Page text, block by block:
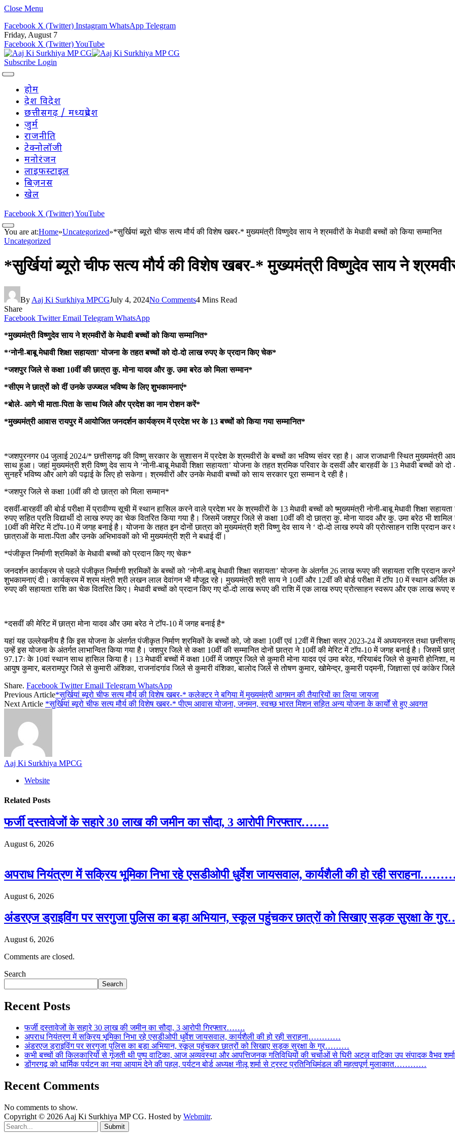
Close Menu
Facebook X (Twitter) Instagram WhatsApp Telegram
Friday, August 7
Facebook X (Twitter)YouTube
Subscribe Login
होम
देश विदेश
छत्तीसगढ़ / मध्यप्रदेश
जुर्म
राजनीति
टेक्नोलॉजी
मनोरंजन
लाइफस्टाइल
बिज़नस
खेल
Facebook X (Twitter)YouTube
You are at:Home»Uncategorized»*सुर्खियां ब्यूरो चीफ सत्य मौर्य की विशेष खबर-* मुख्यमंत्री विष्णुदेव साय ने श्रमवीरों के मेधावी बच्चों को किया सम्मानित
Uncategorized
*सुर्खियां ब्यूरो चीफ सत्य मौर्य की विशेष खबर-* मुख्यमंत्री विष्णुदेव साय ने
By Aaj Ki Surkhiya MPCGJuly 4, 2024No Comments4 Mins Read
Share
Facebook Twitter Email Telegram WhatsApp
*मुख्यमंत्री विष्णुदेव साय ने श्रमवीरों के मेधावी बच्चों को किया सम्मानित*
*‘नोनी-बाबू मेधावी शिक्षा सहायता’ योजना के तहत बच्चों को दो-दो लाख रुपए के प्रदान किए चेक*
*जशपुर जिले से कक्षा 10वीं की छात्रा कु. मोना यादव और कु. उमा बरेठ को मिला सम्मान*
*सीएम ने छात्रों को दीं उनके उज्ज्वल भविष्य के लिए शुभकामनाएं*
*बोले- आगे भी माता-पिता के साथ जिले और प्रदेश का नाम रोशन करें*
*मुख्यमंत्री आवास रायपुर में आयोजित जनदर्शन कार्यक्रम में प्रदेश भर के 13 बच्चों को किया गया सम्मानित*
*जशपुरनगर 04 जुलाई 2024/* छत्तीसगढ़ की विष्णु सरकार के सुशासन में प्रदेश के श्रमवीरों के बच्चों का भविष्य संवर रहा है। आज राजधानी स्थित मुख्यमंत्री
साथ हुआ। जहां मुख्यमंत्री श्री विष्णु देव साय ने ‘नोनी-बाबू मेधावी शिक्षा सहायता’ योजना के तहत श्रमिक परिवार के दसवीं और बारहवीं के 13 मेधावी बच्चों को
सुनहरे भविष्य और आगे की पढ़ाई के लिए हो सकेगा। श्रमवीरों और उनके मेधावी बच्चों को साय सरकार पूरा सम्मान दे रही है।
*जशपुर जिले से कक्षा 10वीं की दो छात्रा को मिला सम्मान*
दसवीं-बारहवीं की बोर्ड परीक्षा में प्रावीण्य सूची में स्थान हासिल करने वाले प्रदेश भर के श्रमवीरों के 13 मेधावी बच्चों को ष्मुख्यमंत्री नोनी-बाबू मेधावी शिक्षा
रुपए सहित प्रति विद्यार्थी दो लाख रुपए का चेक वितरित किया गया है। जिसमें जशपुर जिले से कक्षा 10वीं की दो छात्रा कु. मोना यादव और कु. उमा बरेठ भी शामिल
10वीं की मेरिट में टॉप-10 में जगह बनाई है। योजना के तहत इन दोनों छात्रा को मुख्यमंत्री श्री विष्णु देव साय ने ‘ दो-दो लाख रुपये की प्रोत्साहन राशि प्रदान
छात्राओं के माता-पिता और उनके अभिभावकों को भी मुख्यमंत्री श्री ने बधाई दीं।
*पंजीकृत निर्माणी श्रमिकों के मेधावी बच्चों को प्रदान किए गए चेक*
जनदर्शन कार्यक्रम से पहले पंजीकृत निर्माणी श्रमिकों के बच्चों को ‘नोनी-बाबू मेधावी शिक्षा सहायता’ योजना के अंतर्गत 26 लाख रूपए की सहायता राशि प्रदान
शुभकामनाएं दी। कार्यक्रम में श्रम मंत्री श्री लखन लाल देवांगन भी मौजूद रहे। मुख्यमंत्री श्री साय ने 10वीं और 12वीं की बोर्ड परीक्षा में टॉप 10 में स्थान
रुपए की सहायता राशि का चेक वितरित किए। मेधावी बच्चों को प्रदान किए गए दो-दो लाख रूपए की राशि में एक लाख रुपए प्रोत्साहन स्वरूप और एक लाख रूपए
*दसवीं की मेरिट में छात्रा मोना यादव और उमा बरेठ ने टॉप-10 में जगह बनाई है*
यहां यह उल्लेखनीय है कि इस योजना के अंतर्गत पंजीकृत निर्माण श्रमिकों के बच्चों को, जो कक्षा 10वीं एवं 12वीं में शिक्षा सत्र 2023-24 में अध्ययनरत तथा छत्तीसगढ़
उन्हें इस योजना के अंतर्गत लाभान्वित किया गया है। जशपुर जिले से कक्षा 10वीं की सम्मानित दोनों छात्रा ने 10वीं की मेरिट में टॉप-10 में जगह बनाई है। जिसमें
97.17ः के 10वां स्थान साथ हासिल किया है। 13 मेधावी बच्चों में कक्षा 10वीं में जशपुर जिले से कुमारी मोना यादव एवं उमा बरेठ, गरियाबंद जिले से कुमारी
आयुष कुमार, बलरामपुर जिले से कुमारी अंशिका, राजनांदगांव जिले से कुमारी वंशिका, बालोद जिले से तोषण कुमार, खोमेन्द्र, कुमारी पद्मनी, जिज्ञासा एवं कांकेर
Share. Facebook Twitter Email Telegram WhatsApp
Previous Article*सुर्खियां ब्यूरो चीफ सत्य मौर्य की विशेष खबर-* कलेक्टर ने बगिया में मुख्यमंत्री आगमन की तैयारियों का लिया जायजा
Next Article *सुर्खियां ब्यूरो चीफ सत्य मौर्य की विशेष खबर-* पीएम आवास योजना, जनमन, स्वच्छ भारत मिशन सहित अन्य योजना के कार्यों से हुए अवगत
Aaj Ki Surkhiya MPCG
Website
Related Posts
फर्जी दस्तावेजों के सहारे 30 लाख की जमीन का सौदा, 3 आरोपी गिरफ्तार…….
August 6, 2026
अपराध नियंत्रण में सक्रिय भूमिका निभा रहे एसडीओपी धुर्वेश जायसवाल, कार्यशैली की हो रही
August 6, 2026
अंडरएज ड्राइविंग पर सरगुजा पुलिस का बड़ा अभियान, स्कूल पहुंचकर छात्रों को सिखाए सड़क सुरक्षा के
August 6, 2026
Comments are closed.
Search
Search
Recent Posts
फर्जी दस्तावेजों के सहारे 30 लाख की जमीन का सौदा, 3 आरोपी गिरफ्तार…….
अपराध नियंत्रण में सक्रिय भूमिका निभा रहे एसडीओपी धुर्वेश जायसवाल, कार्यशैली की हो रही सराहना…………
अंडरएज ड्राइविंग पर सरगुजा पुलिस का बड़ा अभियान, स्कूल पहुंचकर छात्रों को सिखाए सड़क सुरक्षा के गुर………
कभी बच्चों की किलकारियों से गूंजती थी पुष्प वाटिका, आज अव्यवस्था और आपत्तिजनक गतिविधियों की चर्चाओं से घिरी अटल वाटिका उप संपादक वैभव
डोंगरगढ़ को धार्मिक पर्यटन का नया आयाम देने की पहल, पर्यटन बोर्ड अध्यक्ष नीलू शर्मा से ट्रस्ट प्रतिनिधिमंडल की महत्वपूर्ण मुलाकात…………
Recent Comments
No comments to show.
Copyright © 2026 Aaj Ki Surkhiya MP CG. Hosted by Webmitr.
Submit